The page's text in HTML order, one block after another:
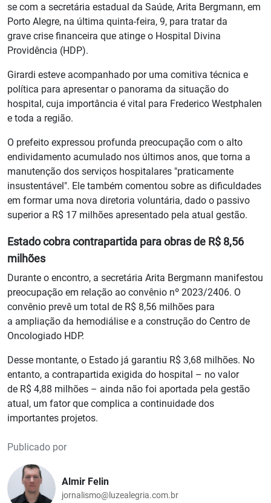
se com a secretária estadual da Saúde, Arita Bergmann, em
Porto Alegre, na última quinta-feira, 9, para tratar da
grave crise financeira que atinge o Hospital Divina
Providência (HDP).
Girardi esteve acompanhado por uma comitiva técnica e
política para apresentar o panorama da situação do
hospital, cuja importância é vital para Frederico Westphalen
e toda a região.
O prefeito expressou profunda preocupação com o alto
endividamento acumulado nos últimos anos, que torna a
manutenção dos serviços hospitalares "praticamente
insustentável". Ele também comentou sobre as dificuldades
em formar uma nova diretoria voluntária, dado o passivo
superior a R$ 17 milhões apresentado pela atual gestão.
Estado cobra contrapartida para obras de R$ 8,56
milhões
Durante o encontro, a secretária Arita Bergmann manifestou
preocupação em relação ao convênio nº 2023/2406. O
convênio prevê um total de R$ 8,56 milhões para
a ampliação da hemodiálise e a construção do Centro de
Oncologiado HDP.
Desse montante, o Estado já garantiu R$ 3,68 milhões. No
entanto, a contrapartida exigida do hospital – no valor
de R$ 4,88 milhões – ainda não foi aportada pela gestão
atual, um fator que complica a continuidade dos
importantes projetos.
Publicado por
Almir Felin
jornalismo@luzealegria.com.br